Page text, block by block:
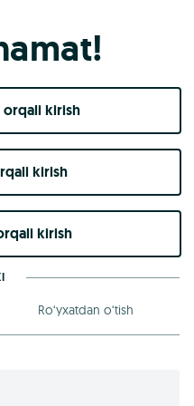
orqali kirish​
kirish
kirish
Ro‘yxatdan o‘tish